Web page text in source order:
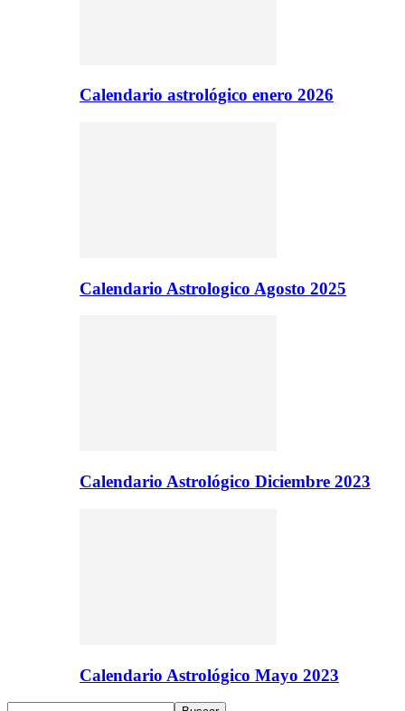
Calendario astrológico enero 2026
Calendario Astrologico Agosto 2025
Calendario Astrológico Diciembre 2023
Calendario Astrológico Mayo 2023